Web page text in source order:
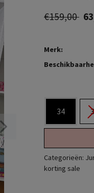
€159,00
Merk:
34
Categorieën:
korting sale